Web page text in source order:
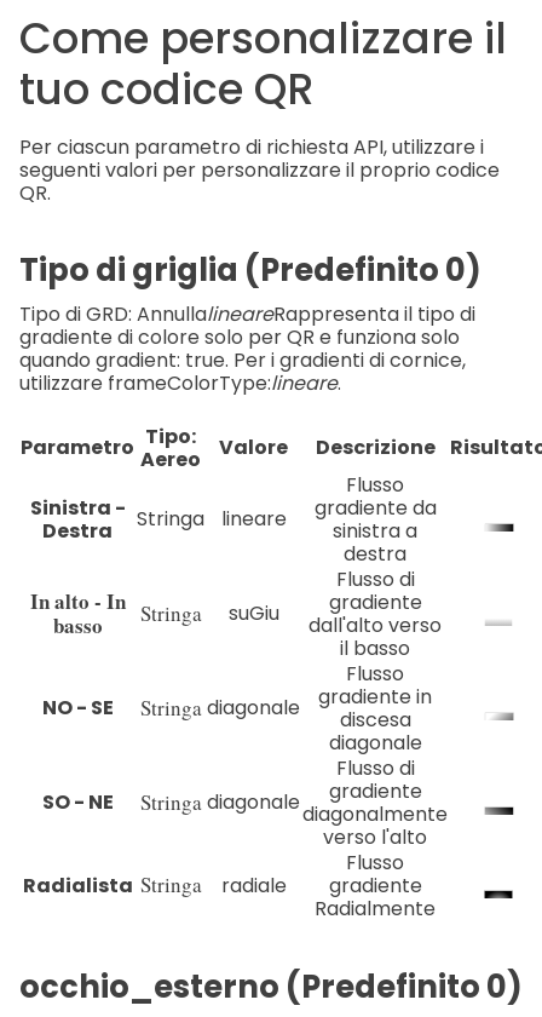
Come personalizzare il
tuo codice QR
Per ciascun parametro di richiesta API, utilizzare i
seguenti valori per personalizzare il proprio codice
QR.
Tipo di griglia (Predefinito 0)
Tipo di GRD: AnnullalineareRappresenta il tipo di
gradiente di colore solo per QR e funziona solo
quando gradient: true. Per i gradienti di cornice,
utilizzare frameColorType:lineare.
Parametro Tipo:
Aereo
Valore Descrizione
Sinistra -
Destra
Stringa lineare
Flusso
gradiente da
sinistra a
destra
In alto - In
basso
Stringa suGiu
Flusso di
gradiente
dall'alto verso
il basso
NO - SE Stringadiagonale
Flusso
gradiente in
discesa
diagonale
SO - NE Stringadiagonale
Flusso di
gradiente
diagonalmente
verso l'alto
Radialista Stringa radiale
Flusso
gradiente
Radialmente
occhio_esterno (Predefinito 0)